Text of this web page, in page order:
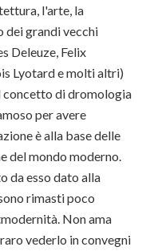
l'arte, la
dei grandi vecchi
Deleuze, Felix
Lyotard e molti altri)
concetto di dromologia
per avere
è alla base delle
del mondo moderno.
da esso dato alla
rimasti poco
Non ama
vederlo in convegni